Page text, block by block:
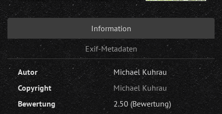
Information
Exif-Metadaten
Autor
Michael Kuhrau
Copyright
Michael Kuhrau
Bewertung
2.50 (Bewertung)